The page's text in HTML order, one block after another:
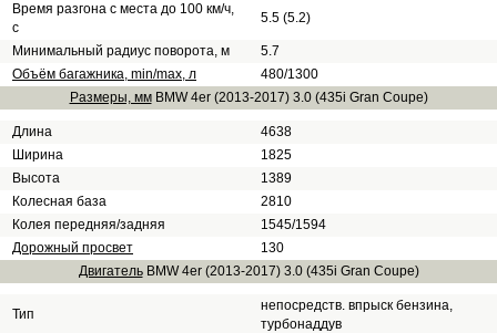
Время разгона с места до 100 км/ч,
с
5.5 (5.2)
Минимальный радиус поворота, м
5.7
Объём багажника, min/max, л
480/1300
Размеры, ммBMW 4er (2013-2017) 3.0 (435i Gran Coupe)
Длина
4638
Ширина
1825
Высота
1389
Колесная база
2810
Колея передняя/задняя
1545/1594
Дорожный просвет
130
ДвигательBMW 4er (2013-2017) 3.0 (435i Gran Coupe)
Тип
непосредств. впрыск бензина,
турбонаддув